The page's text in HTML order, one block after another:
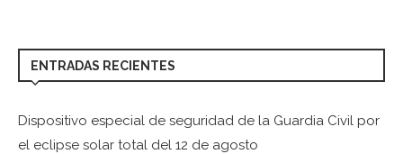
ENTRADAS RECIENTES
Dispositivo especial de seguridad de la Guardia Civil por
el eclipse solar total del 12 de agosto